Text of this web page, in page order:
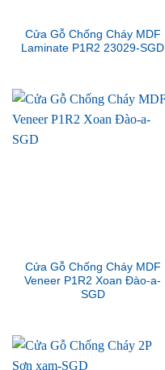
Cửa Gỗ Chống Cháy MDF
Laminate P1R2 23029-SGD
Cửa Gỗ Chống Cháy MDF
Veneer P1R2 Xoan Đào-a-
SGD